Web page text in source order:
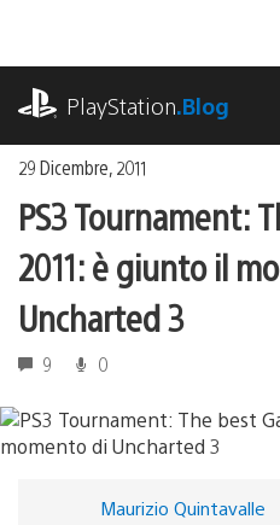
contenuto
PlayStation.Blog
29 Dicembre, 2011
PS3 Tournament:
2011: è giunto il
Uncharted 3
9 0
Maurizio Quintavalle